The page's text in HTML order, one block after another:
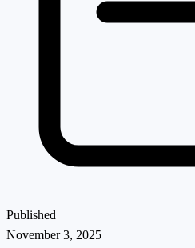
Published
November 3, 2025